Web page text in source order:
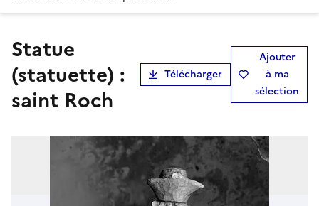
statue
(statuette) :
saint Roch
Télécharger
Ajouter
à ma
sélection